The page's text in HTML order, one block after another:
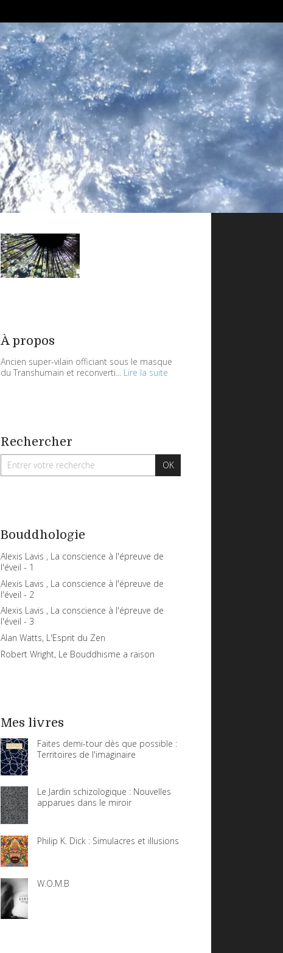
À propos
Ancien super-vilain officiant sous le masque
du Transhumain et reconverti... Lire la suite
Rechercher
Bouddhologie
Alexis Lavis , La conscience à l'épreuve de
l'éveil - 1
Alexis Lavis , La conscience à l'épreuve de
l'éveil - 2
Alexis Lavis , La conscience à l'épreuve de
l'éveil - 3
Alan Watts, L'Esprit du Zen
Robert Wright, Le Bouddhisme a raison
Mes livres
Faites demi-tour dès que possible :
Territoires de l'imaginaire
Le Jardin schizologique : Nouvelles
apparues dans le miroir
Philip K. Dick : Simulacres et illusions
W.O.M.B